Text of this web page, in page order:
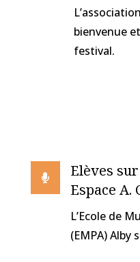
bienvenue
festival.

Elèves sur
Espace A.
L’Ecole de
(EMPA) Alby